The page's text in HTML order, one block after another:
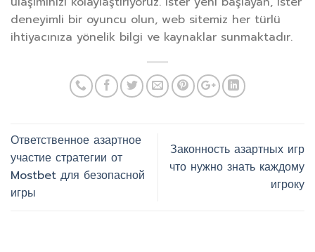
deneyimli bir oyuncu olun, web sitemiz her türlü
ihtiyacınıza yönelik bilgi ve kaynaklar sunmaktadır.
Ответственное азартное
участие стратегии от
Mostbet для безопасной
игры
Законность азартных игр
что нужно знать каждому
игроку